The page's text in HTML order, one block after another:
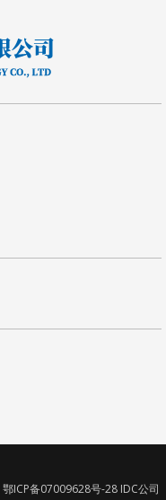
鄂ICP备07009628号-28 IDC公司